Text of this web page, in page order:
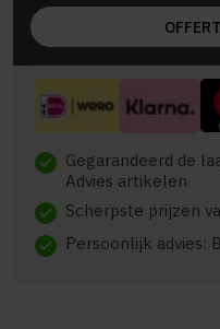
check Gegarandeerd de
Advies artikelen
check Scherpste prijzen
check Persoonlijk advies: